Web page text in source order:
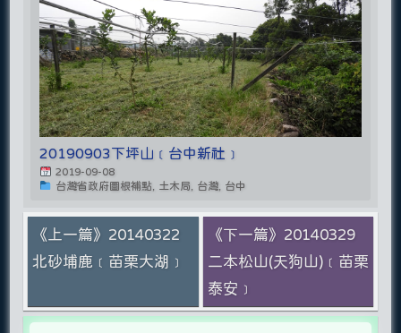
20190903下坪山﹝台中新社﹞
2019-09-08
台灣省政府圖根補點, 土木局, 台灣, 台中
《上一篇》20140322
北砂埔鹿﹝苗栗大湖﹞
《下一篇》20140329
二本松山(天狗山)﹝苗栗
泰安﹞